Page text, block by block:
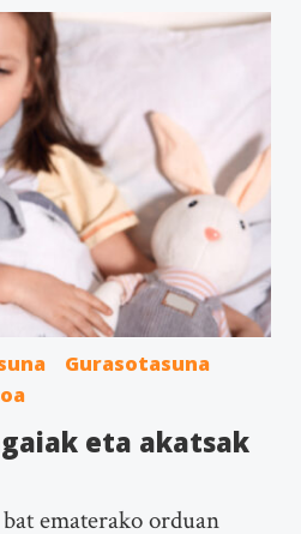
Gurasotasuna
eta akatsak
ematerako orduan